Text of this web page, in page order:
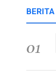
BERITA
01